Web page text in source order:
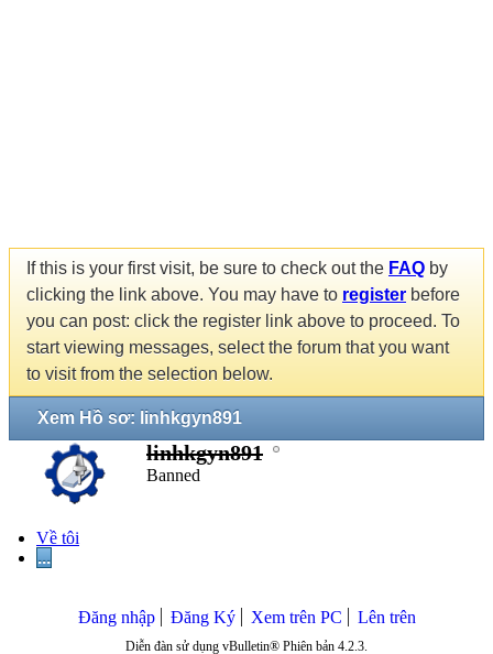
If this is your first visit, be sure to check out the FAQ by
clicking the link above. You may have to register before
you can post: click the register link above to proceed. To
start viewing messages, select the forum that you want
to visit from the selection below.
Xem Hồ sơ: linhkgyn891
linhkgyn891
Banned
Về tôi
...
Đăng nhập Đăng Ký Xem trên PC Lên trên
Diễn đàn sử dụng vBulletin® Phiên bản 4.2.3.